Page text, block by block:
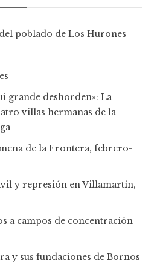
poblado de Los Hurones
grande deshorden»: La
villas hermanas de la
de la Frontera, febrero-
y represión en Villamartín,
a campos de concentración
y sus fundaciones de Bornos